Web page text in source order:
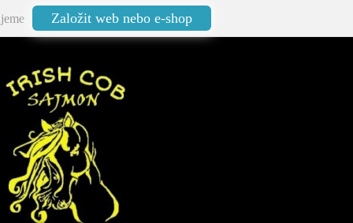
Založit web nebo e-shop